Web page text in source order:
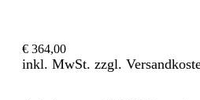
€ 364,00
inkl. MwSt. zzgl.